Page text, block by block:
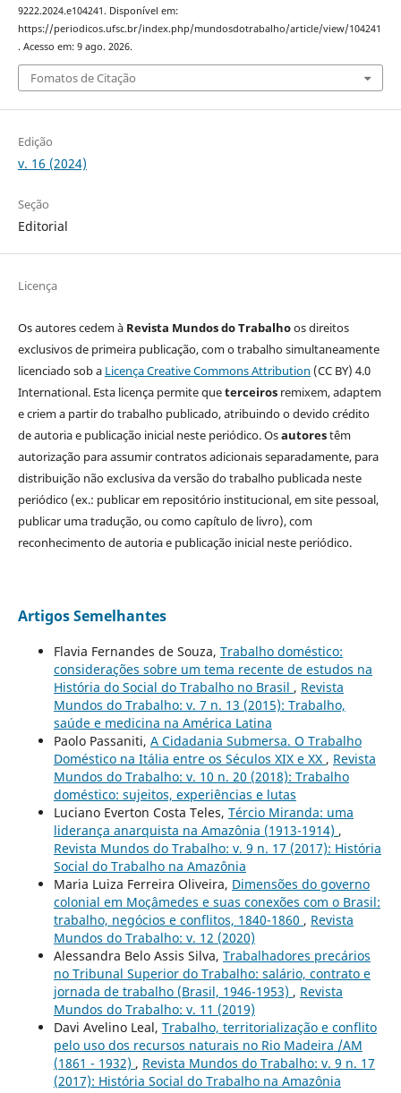
9222.2024.e104241. Disponível em:
https://periodicos.ufsc.br/index.php/mundosdotrabalho/article/view/104241
. Acesso em: 9 ago. 2026.
Fomatos de Citação
Edição
v. 16 (2024)
Seção
Editorial
Licença
Os autores cedem à Revista Mundos do Trabalhoos direitos
exclusivos de primeira publicação, com o trabalho simultaneamente
licenciado sob a Licença Creative Commons Attribution (CC BY) 4.0
International. Esta licença permite queterceirosremixem, adaptem
e criem a partir do trabalho publicado, atribuindo o devido crédito
de autoria e publicação inicial neste periódico. Osautorestêm
autorização para assumir contratos adicionais separadamente, para
distribuição não exclusiva da versão do trabalho publicada neste
periódico (ex.: publicar em repositório institucional, em site pessoal,
publicar uma tradução, ou como capítulo de livro), com
reconhecimento de autoria e publicação inicial neste periódico.
Artigos Semelhantes
Flavia Fernandes de Souza, Trabalho doméstico:
considerações sobre um tema recente de estudos na
História do Social do Trabalho no Brasil , Revista
Mundos do Trabalho: v. 7 n. 13 (2015): Trabalho,
saúde e medicina na América Latina
Paolo Passaniti, A Cidadania Submersa. O Trabalho
Doméstico na Itália entre os Séculos XIX e XX , Revista
Mundos do Trabalho: v. 10 n. 20 (2018): Trabalho
doméstico: sujeitos, experiências e lutas
Luciano Everton Costa Teles, Tércio Miranda: uma
liderança anarquista na Amazônia (1913-1914) ,
Revista Mundos do Trabalho: v. 9 n. 17 (2017): História
Social do Trabalho na Amazônia
Maria Luiza Ferreira Oliveira, Dimensões do governo
colonial em Moçâmedes e suas conexões com o Brasil:
trabalho, negócios e conflitos, 1840-1860 , Revista
Mundos do Trabalho: v. 12 (2020)
Alessandra Belo Assis Silva, Trabalhadores precários
no Tribunal Superior do Trabalho: salário, contrato e
jornada de trabalho (Brasil, 1946-1953) , Revista
Mundos do Trabalho: v. 11 (2019)
Davi Avelino Leal, Trabalho, territorialização e conflito
pelo uso dos recursos naturais no Rio Madeira /AM
(1861 - 1932) , Revista Mundos do Trabalho: v. 9 n. 17
(2017): História Social do Trabalho na Amazônia